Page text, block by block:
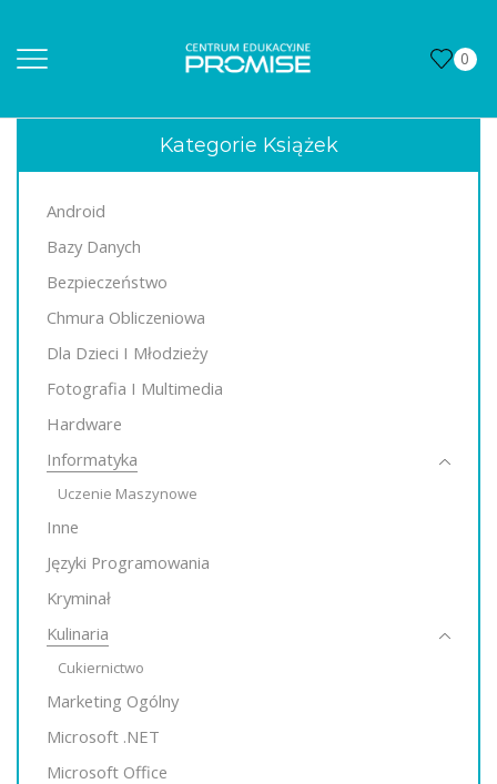
0
Kategorie Książek
Android
Bazy Danych
Bezpieczeństwo
Chmura Obliczeniowa
Dla Dzieci I Młodzieży
Fotografia I Multimedia
Hardware
Informatyka
Uczenie Maszynowe
Inne
Języki Programowania
Kryminał
Kulinaria
Cukiernictwo
Marketing Ogólny
Microsoft .NET
Microsoft Office